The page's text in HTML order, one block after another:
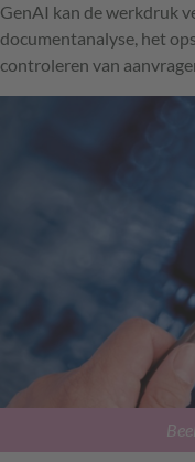
GenAI kan de werkdruk
documentanalyse, het
controleren van